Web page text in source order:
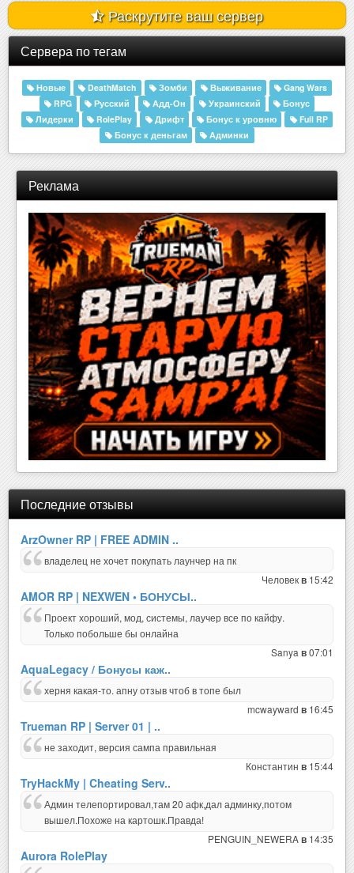
Раскрутите ваш сервер
Сервера по тегам
Новые DeathMatch Зомби Выживание
Gang Wars
RPG
Русский Адд-Он Украинский
Бонус
Лидерки
RolePlay Дрифт Бонус к уровню
Full RP
Бонус к деньгам
Админки
Реклама
Последние отзывы
ArzOwner RP | FREE ADMIN ..
владелец не хочет покупать лаунчер на пк
Человекв 15:42
AMOR RP | NEXWEN • БОНУСЫ..
Проект хороший, мод, системы, лаучер все по кайфу.
Только побольше бы онлайна
Sanya в07:01
AquaLegacy / Бонусы каж..
херня какая-то. апну отзыв чтоб в топе был
mcwayward в 16:45
Trueman RP | Server 01 | ..
не заходит, версия сампа правильная
Константин в 15:44
TryHackMy | Cheating Serv..
Админ телепортировал,там 20 афк,дал админку,потом
вышел.Похоже на картошк.Правда!
PENGUIN_NEWERAв 14:35
Aurora RolePlay